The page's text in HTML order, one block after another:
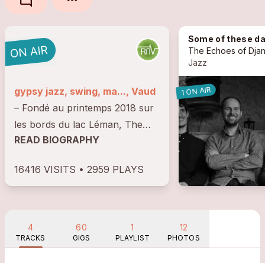
gypsy jazz, swing, ma..., Vaud
– Fondé au printemps 2018 sur
les bords du lac Léman, The
Echoes of Django réunit
Pellaz et Charles Fréchette ainsi
READ BIOGRAPHY
16416 VISITS • 2959 PLAYS
Some of these
Jazz
1 ON AIR
4
TRACKS
60
GIGS
1
PLAYLIST
12
PHOTOS